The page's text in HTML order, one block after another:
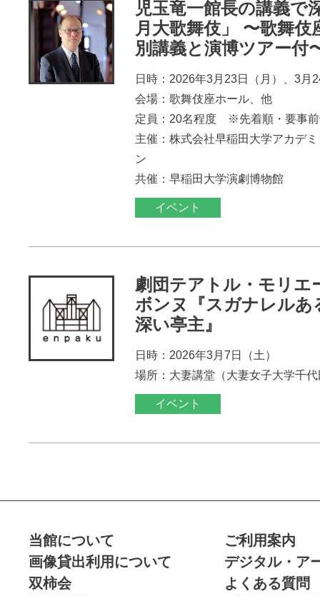
児玉竜一館長の講義で
月大歌舞伎」 〜歌舞伎
別講義と演博ツアー付
日時：2026年3月23日（月）、3月
会場：歌舞伎座ホール、他
定員：20名程度 ※先着順・要事前
主催：株式会社早稲田大学アカデ
ン
共催：早稲田大学演劇博物館
イベント
劇団テアトル・モリエ
ボンヌ『スガナレルあ
深い亭主』
日時：2026年3月7日（土）
場所：大妻講堂（大妻女子大学千
イベント
当館について
ご利用案内
画像貸出利用について
デジタル・ア
双柿会
よくある質問